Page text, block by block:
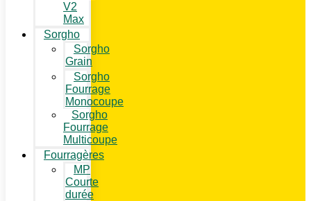
V2
Max
Sorgho
Sorgho
Grain
Sorgho
Fourrage
Monocoupe
Sorgho
Fourrage
Multicoupe
Fourragères
MP
Courte
durée